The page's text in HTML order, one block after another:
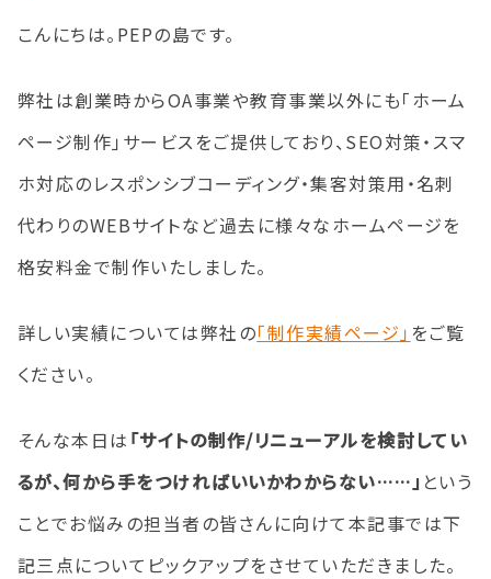
こんにちは。PEPの島です。
弊社は創業時からOA事業や教育事業以外にも「ホーム
ページ制作」サービスをご提供しており、SEO対策・スマ
ホ対応のレスポンシブコーディング・集客対策用・名刺
代わりのWEBサイトなど過去に様々なホームページを
格安料金で制作いたしました。
詳しい実績については弊社の「制作実績ページ」 をご覧
ください。
そんな本日は 「サイトの制作/リニューアルを検討してい
るが、何から手をつければいいかわからない……」 という
ことでお悩みの担当者の皆さんに向けて本記事では下
記三点についてピックアップをさせていただきました。